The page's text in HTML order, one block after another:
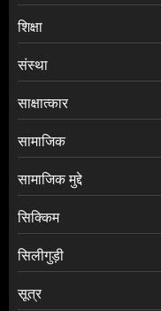
शिक्षा
संस्था
साक्षात्कार
सामाजिक
सामाजिक मुद्दे
सिक्किम
सिलीगुड़ी
सूत्र